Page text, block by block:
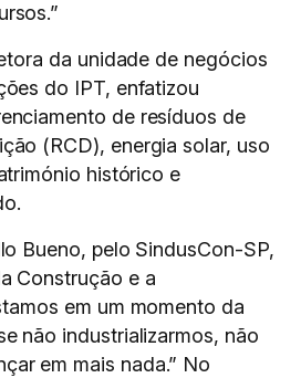
da unidade de negócios
do IPT, enfatizou
de resíduos de
(RCD), energia solar, uso
histórico e
Bueno, pelo SindusCon-SP,
Construção e a
em um momento da
não industrializarmos, não
em mais nada.” No